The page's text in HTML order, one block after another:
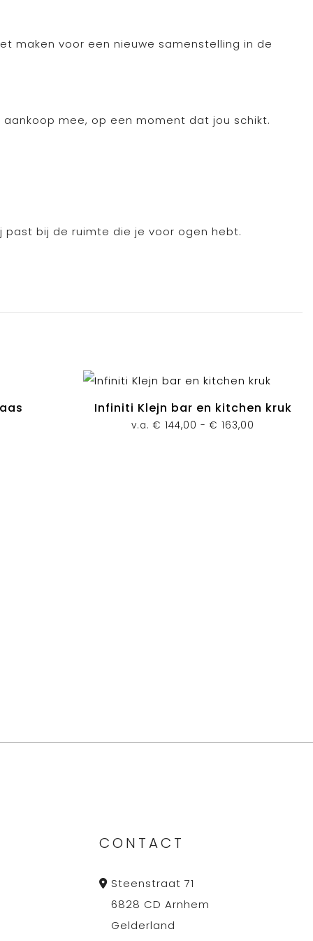
maken voor een nieuwe samenstelling in de
mee, op een moment dat jou schikt.
past bij de ruimte die je voor ogen hebt.
Infiniti Klejn bar en kitchen kruk
v.a.€ 144,00 - € 163,00
CONTACT
Steenstraat 71
6828 CD Arnhem
Gelderland